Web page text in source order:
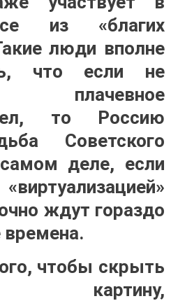
из «благих
люди вполне
что если не
плачевное
то Россию
Советского
деле, если
ждут гораздо
чтобы скрыть
картину,